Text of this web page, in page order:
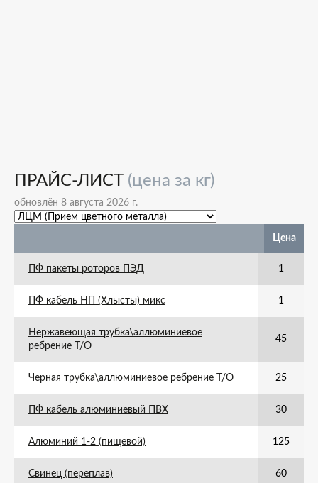
ПРАЙС-ЛИСТ (цена за кг)
обновлён 8 августа 2026 г.
Цена
ПФ пакеты роторов ПЭД 1
ПФ кабель НП (Хлысты) микс 1
Нержавеющая трубка\аллюминиевое
ребрение Т/О
45
Черная трубка\аллюминиевое ребрение Т/О 25
ПФ кабель алюминиевый ПВХ 30
Алюминий 1-2 (пищевой) 125
Свинец (переплав) 60